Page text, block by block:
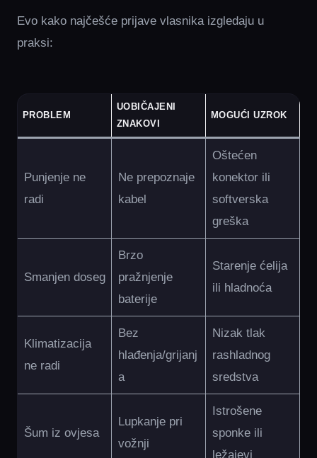
Evo kako najčešće prijave vlasnika izgledaju u
praksi:
PROBLEM
UOBIČAJENI
ZNAKOVI
MOGUĆI UZROK
Punjenje ne
radi
Ne prepoznaje
kabel
Oštećen
konektor ili
softverska
greška
Smanjen doseg
Brzo
pražnjenje
baterije
Starenje ćelija
ili hladnoća
Klimatizacija
ne radi
Bez
hlađenja/grijanj
a
Nizak tlak
rashladnog
sredstva
Šum iz ovjesa
Lupkanje pri
vožnji
Istrošene
sponke ili
ležajevi